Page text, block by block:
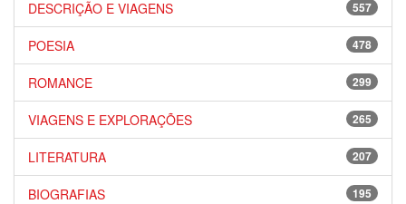
557
DESCRIÇÃO E VIAGENS
478
POESIA
299
ROMANCE
265
VIAGENS E EXPLORAÇÕES
207
LITERATURA
195
BIOGRAFIAS